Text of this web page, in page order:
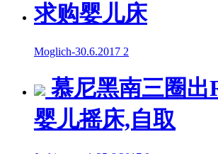
求购婴儿床
Moglich-30.6.2017 2
慕尼黑南三圈出
婴儿摇床,自取